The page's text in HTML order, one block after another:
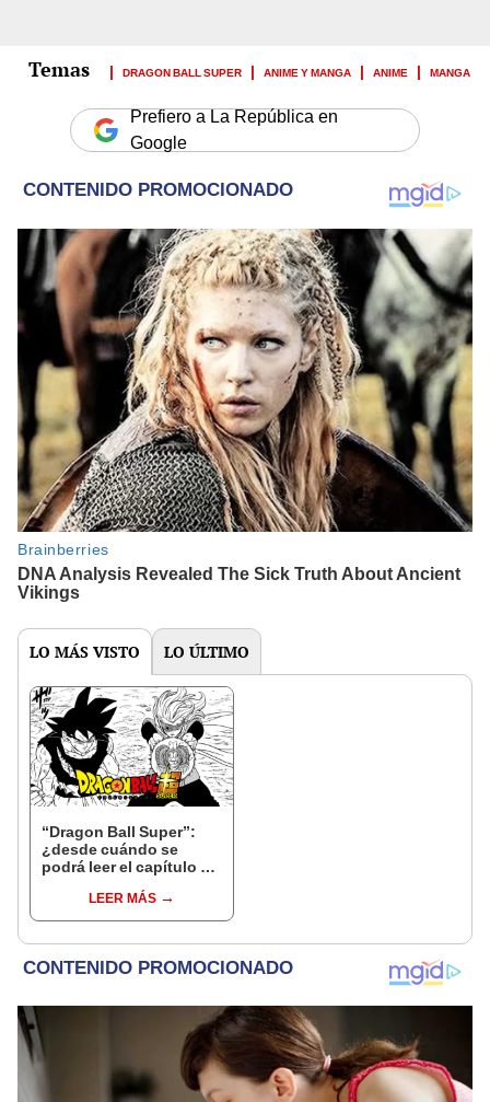
DRAGON BALL SUPER ANIME Y MANGA ANIME MANGA
Prefiero a La República en
Google
LO MÁS VISTO LO ÚLTIMO
“Dragon Ball Super”:
¿desde cuándo se
podrá leer el capítulo 87
LEER MÁS